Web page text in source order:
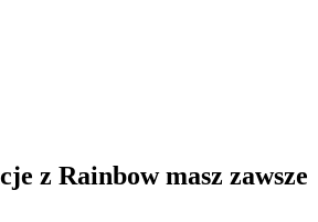
z Rainbow masz zawsze